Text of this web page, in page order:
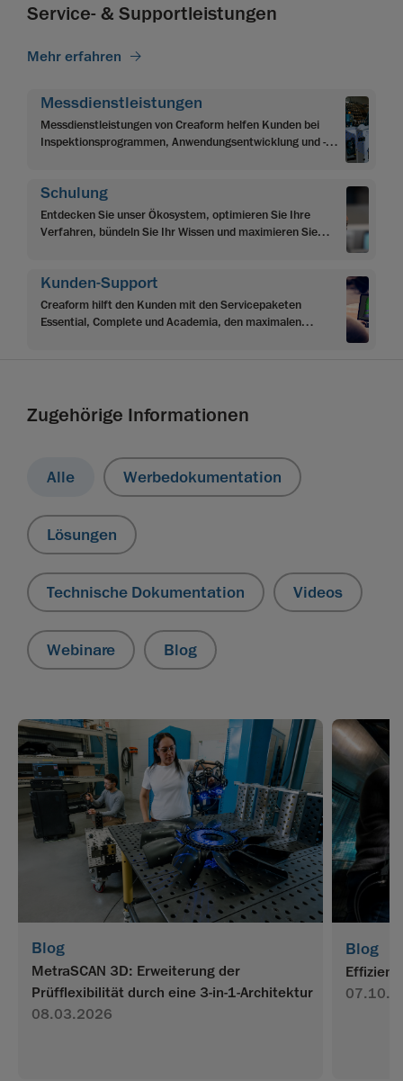
Service- & Supportleistungen
Mehr erfahren
Messdienstleistungen
Messdienstleistungen von Creaform helfen Kunden bei
Inspektionsprogrammen, Anwendungsentwicklung und -
Schulung
Entdecken Sie unser Ökosystem, optimieren Sie Ihre
Verfahren, bündeln Sie Ihr Wissen und maximieren Sie
Kunden-Support
Creaform hilft den Kunden mit den Servicepaketen
Essential, Complete und Academia, den maximalen
Zugehörige Informationen
Alle Werbedokumentation
Lösungen
Technische Dokumentation Videos
Webinare Blog
Blog
MetraSCAN 3D: Erweiterung der
Prüfflexibilität durch eine 3-in-1-Architektur
08.03.2026
Blog